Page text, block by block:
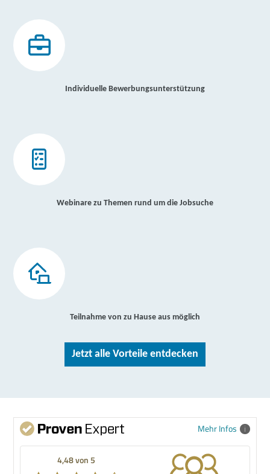
Individuelle Bewerbungsunterstützung
Webinare zu Themen rund um die Jobsuche
Teilnahme von zu Hause aus möglich
Jetzt alle Vorteile entdecken
Mehr Infos
4,48 von 5